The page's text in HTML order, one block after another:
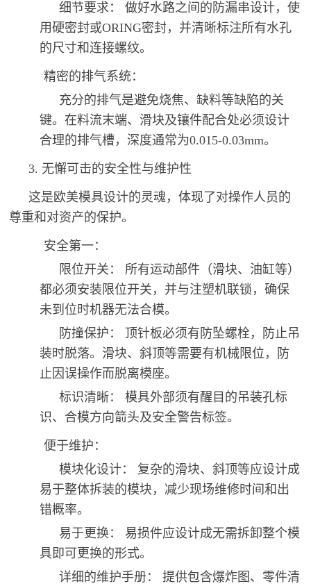
细节要求： 做好水路之间的防漏串设计，使
用硬密封或ORING密封，并清晰标注所有水孔
的尺寸和连接螺纹。
精密的排气系统：
充分的排气是避免烧焦、缺料等缺陷的关
键。在料流末端、滑块及镶件配合处必须设计
合理的排气槽，深度通常为0.015-0.03mm。
3. 无懈可击的安全性与维护性
这是欧美模具设计的灵魂，体现了对操作人员的
尊重和对资产的保护。
安全第一：
限位开关： 所有运动部件（滑块、油缸等）
都必须安装限位开关，并与注塑机联锁，确保
未到位时机器无法合模。
防撞保护： 顶针板必须有防坠螺栓，防止吊
装时脱落。滑块、斜顶等需要有机械限位，防
止因误操作而脱离模座。
标识清晰： 模具外部须有醒目的吊装孔标
识、合模方向箭头及安全警告标签。
便于维护：
模块化设计： 复杂的滑块、斜顶等应设计成
易于整体拆装的模块，减少现场维修时间和出
错概率。
易于更换： 易损件应设计成无需拆卸整个模
具即可更换的形式。
详细的维护手册： 提供包含爆炸图、零件清